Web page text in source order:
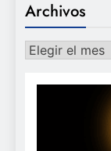
Archivos
Archivos